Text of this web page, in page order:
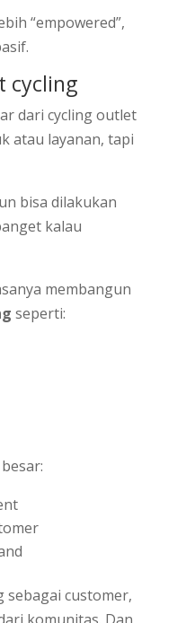
“empowered”,
cycling
dari cycling outlet
atau layanan, tapi
bisa dilakukan
kalau
membangun
seperti:
sebagai customer,